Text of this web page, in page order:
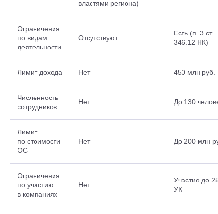
властями региона)
Ограничения
по видам
деятельности
Отсутствуют
Есть (п. 3 ст.
346.12 НК)
Лимит дохода Нет 450 млн руб.
Численность
сотрудников
Нет До 130
Лимит
по стоимости
ОС
Нет До 200 млн
Ограничения
по участию
в компаниях
Нет
Участие до
УК